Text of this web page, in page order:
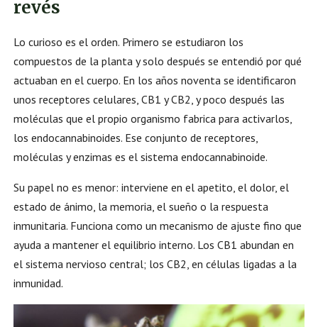
revés
Lo curioso es el orden. Primero se estudiaron los
compuestos de la planta y solo después se entendió por qué
actuaban en el cuerpo. En los años noventa se identificaron
unos receptores celulares, CB1 y CB2, y poco después las
moléculas que el propio organismo fabrica para activarlos,
los endocannabinoides. Ese conjunto de receptores,
moléculas y enzimas es el sistema endocannabinoide.
Su papel no es menor: interviene en el apetito, el dolor, el
estado de ánimo, la memoria, el sueño o la respuesta
inmunitaria. Funciona como un mecanismo de ajuste fino que
ayuda a mantener el equilibrio interno. Los CB1 abundan en
el sistema nervioso central; los CB2, en células ligadas a la
inmunidad.